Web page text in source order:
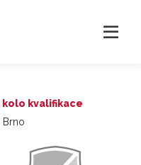
kolo kvalifikace
Brno